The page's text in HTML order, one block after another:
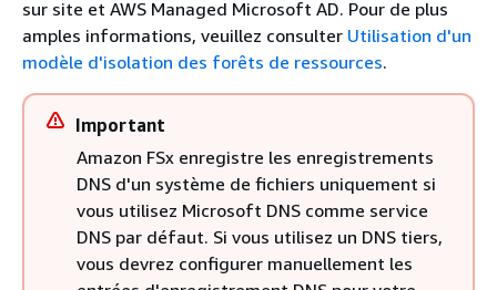
sur site et AWS Managed Microsoft AD. Pour de plus
amples informations, veuillez consulter Utilisation d'un
modèle d'isolation des forêts de ressources.
Important
Amazon FSx enregistre les enregistrements
DNS d'un système de fichiers uniquement si
vous utilisez Microsoft DNS comme service
DNS par défaut. Si vous utilisez un DNS tiers,
vous devrez configurer manuellement les